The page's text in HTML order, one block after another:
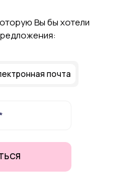
Вы бы хотели
почта